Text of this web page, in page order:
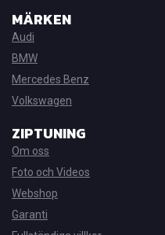
MÄRKEN
Audi
BMW
Mercedes Benz
Volkswagen
ZIPTUNING
Om oss
Foto och Videos
Webshop
Garanti